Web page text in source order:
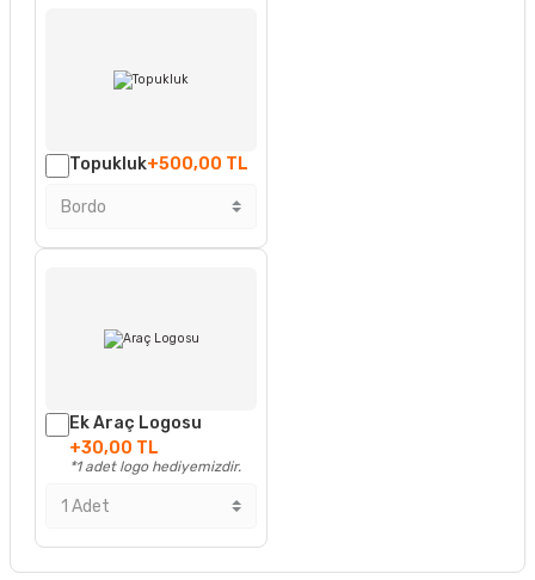
Topukluk+500,00 TL
Ek Araç Logosu
+30,00 TL
*1 adet logo hediyemizdir.